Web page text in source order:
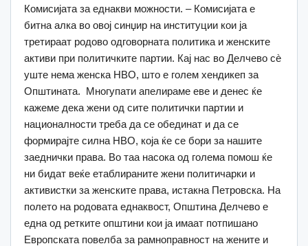
Комисијата за еднакви можности. – Комисијата е
битна алка во овој синџир на институции кои ја
третираат родово одговорната политика и женските
активи при политичките партии. Кај нас во Делчево сè
уште нема женска НВО, што е голем хендикеп за
Општината. Многупати апелираме еве и денес ќе
кажеме дека жени од сите политички партии и
националности треба да се обединат и да се
формирајте силна НВО, која ќе се бори за нашите
заеднички права. Во таа насока од голема помош ќе
ни бидат веќе етаблираните жени политичарки и
активистки за женските права, истакна Петровска. На
полето на родовата еднаквост, Општина Делчево е
една од ретките општини кои ја имаат потпишано
Европската повелба за рамноправност на жените и